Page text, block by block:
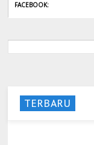
FACEBOOK:
TERBARU